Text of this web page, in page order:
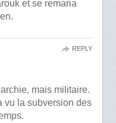
et se remaria
mais militaire.
vu la subversion des
REPLY